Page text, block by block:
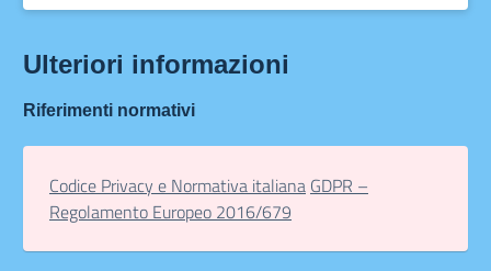
Ulteriori informazioni
Riferimenti normativi
Codice Privacy e Normativa italiana GDPR –
Regolamento Europeo 2016/679